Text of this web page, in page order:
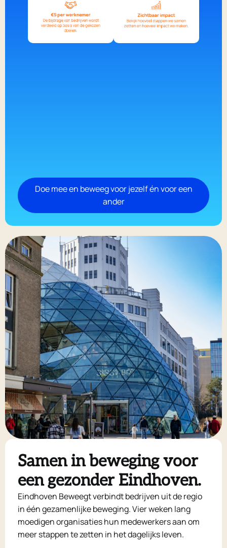
Doe mee en beweeg voor jezelf én voor een
ander
Samen in beweging voor
een gezonder Eindhoven.
Eindhoven Beweegt verbindt bedrijven uit de regio
in één gezamenlijke beweging. Vier weken lang
moedigen organisaties hun medewerkers aan om
meer stappen te zetten in het dagelijks leven.